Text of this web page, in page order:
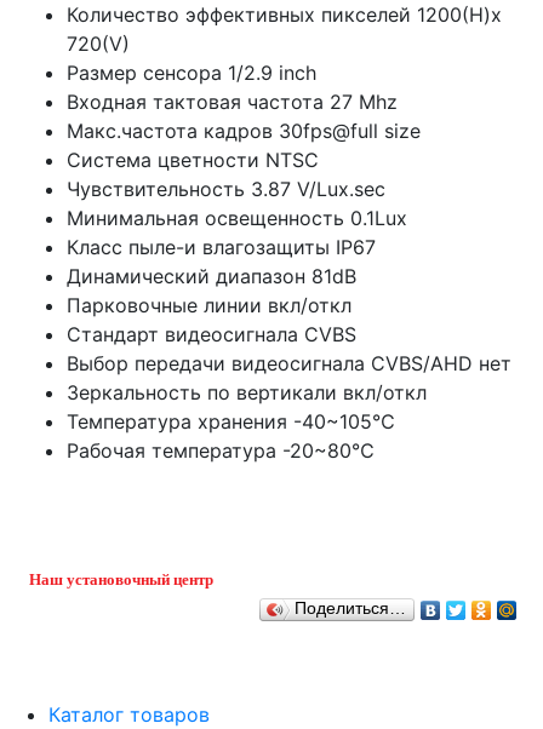
Количество эффективных пикселей 1200(H)x
720(V)
Размер сенсора 1/2.9 inch
Входная тактовая частота 27 Mhz
Макс.частота кадров 30fps@full size
Система цветности NTSC
Чувствительность 3.87 V/Lux.sec
Минимальная освещенность 0.1Lux
Класс пыле-и влагозащиты IP67
Динамический диапазон 81dB
Парковочные линии вкл/откл
Стандарт видеосигнала CVBS
Выбор передачи видеосигнала CVBS/AHD нет
Зеркальность по вертикали вкл/откл
Температура хранения -40~105℃
Рабочая температура -20~80℃
Наш установочный центр
Поделиться…
Каталог товаров